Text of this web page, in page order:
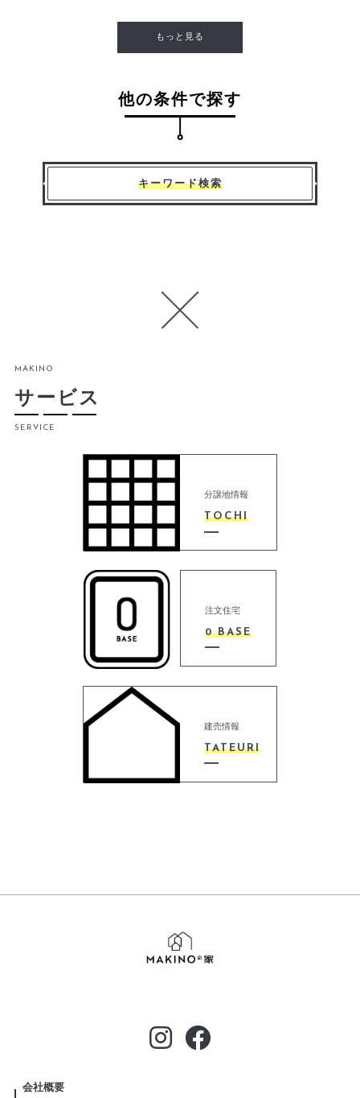
もっと見る
他の条件で探す
キーワード検索
MAKINO
サービス
SERVICE
分譲地情報
TOCHI
注文住宅
0 BASE
建売情報
TATEURI
会社概要